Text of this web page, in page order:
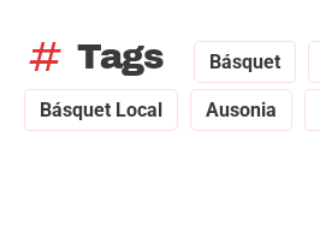
tag Tags Básquet
Básquet Local Ausonia